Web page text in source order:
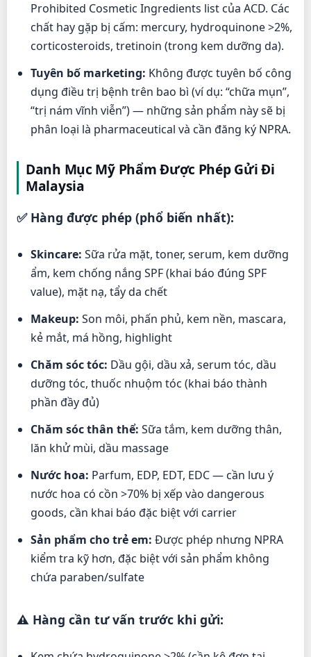
Prohibited Cosmetic Ingredients list của ACD. Các
chất hay gặp bị cấm: mercury, hydroquinone >2%,
corticosteroids, tretinoin (trong kem dưỡng da).
Tuyên bố marketing: Không được tuyên bố công
dụng điều trị bệnh trên bao bì (ví dụ: “chữa mụn”,
“trị nám vĩnh viễn”) — những sản phẩm này sẽ bị
phân loại là pharmaceutical và cần đăng ký NPRA.
Danh Mục Mỹ Phẩm Được Phép Gửi Đi
Malaysia
✅ Hàng được phép (phổ biến nhất):
Skincare: Sữa rửa mặt, toner, serum, kem dưỡng
ẩm, kem chống nắng SPF (khai báo đúng SPF
value), mặt nạ, tẩy da chết
Makeup: Son môi, phấn phủ, kem nền, mascara,
kẻ mắt, má hồng, highlight
Chăm sóc tóc: Dầu gội, dầu xả, serum tóc, dầu
dưỡng tóc, thuốc nhuộm tóc (khai báo thành
phần đầy đủ)
Chăm sóc thân thể: Sữa tắm, kem dưỡng thân,
lăn khử mùi, dầu massage
Nước hoa: Parfum, EDP, EDT, EDC — cần lưu ý
nước hoa có cồn >70% bị xếp vào dangerous
goods, cần khai báo đặc biệt với carrier
Sản phẩm cho trẻ em: Được phép nhưng NPRA
kiểm tra kỹ hơn, đặc biệt với sản phẩm không
chứa paraben/sulfate
⚠️ Hàng cần tư vấn trước khi gửi: